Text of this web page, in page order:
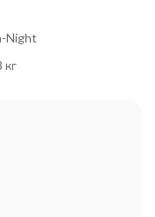
Night
кг